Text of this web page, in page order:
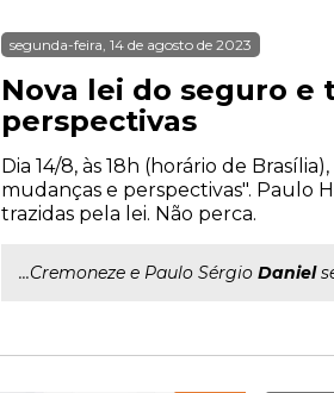
segunda-feira, 14 de agosto de 2023
Nova lei do seguro e
perspectivas
Dia 14/8, às 18h (horário de
mudanças e perspectivas". Paulo
trazidas pela lei. Não perca.
...Cremoneze e Paulo Sérgio Daniel